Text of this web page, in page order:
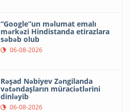
“Google”un məlumat emalı
mərkəzi Hindistanda etirazlara
səbəb olub
06-08-2026
Rəşad Nəbiyev Zəngilanda
vətəndaşların müraciətlərini
dinləyib
06-08-2026